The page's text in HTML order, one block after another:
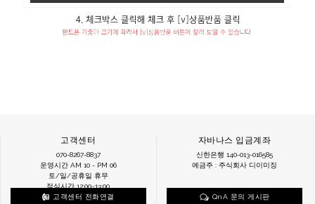
고객센터
070-8267-8837
운영시간 AM 10 - PM 06
토/일/공휴일 휴무
점심시간 12:00~13:00
고객센터 전화연결
자바나스 입금계좌
신한은행 140-013-016585
예금주 : 주식회사 디이미징
QnA 문의 게시판